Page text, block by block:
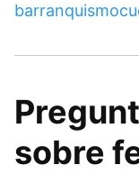
sobre